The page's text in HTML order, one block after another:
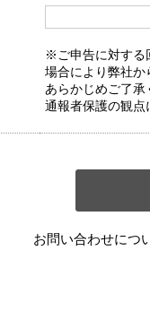
※ご申告に対する
場合により弊社か
あらかじめご了承
通報者保護の観点
お問い合わせにつ